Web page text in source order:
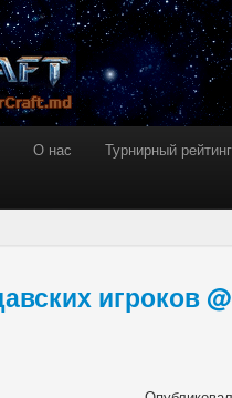
О нас Турнирный рейтинг
игроков